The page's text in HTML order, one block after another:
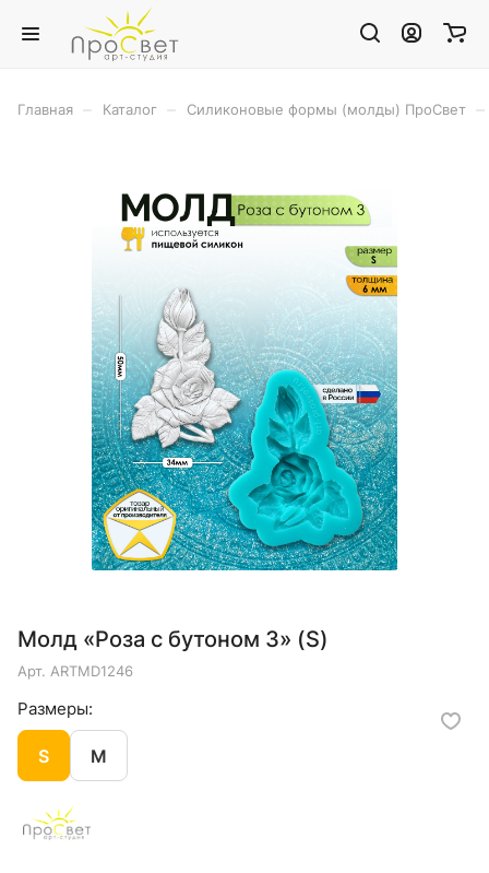
Главная Каталог Силиконовые формы (молды) ПроСвет
Молд «Роза с бутоном 3» (S)
Арт. ARTMD1246
Размеры:
S M